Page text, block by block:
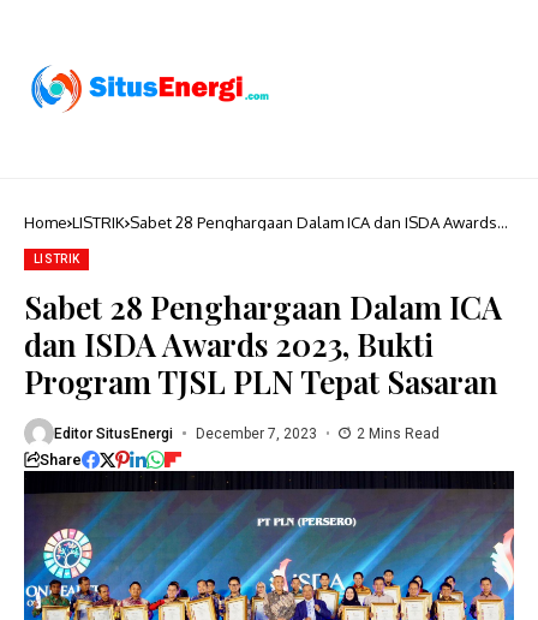
Home LISTRIK Sabet 28 Penghargaan Dalam ICA dan ISDA Awards
LISTRIK
Sabet 28 Penghargaan Dalam ICA
dan ISDA Awards 2023, Bukti
Program TJSL PLN Tepat Sasaran
Editor SitusEnergi December 7, 2023 2 Mins Read
Share